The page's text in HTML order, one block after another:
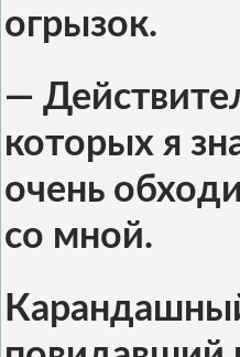
огрызок.
—
которых я
очень
со мной.